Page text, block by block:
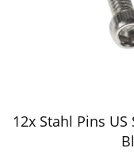
12x Stahl Pins